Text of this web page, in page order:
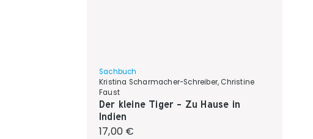
Sachbuch
Kristina Scharmacher-Schreiber, Christine
Faust
Der kleine Tiger - Zu Hause in
Indien
Regulärer Preis:
17,00 €